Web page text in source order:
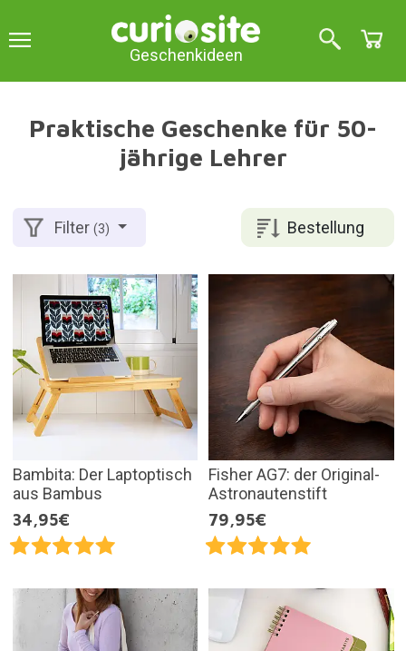
Geschenkideen
Praktische Geschenke für 50-
jährige Lehrer
Bestellung
Filter(3)
Bambita: Der Laptoptisch
aus Bambus
34,95€
Fisher AG7: der Original-
Astronautenstift
79,95€